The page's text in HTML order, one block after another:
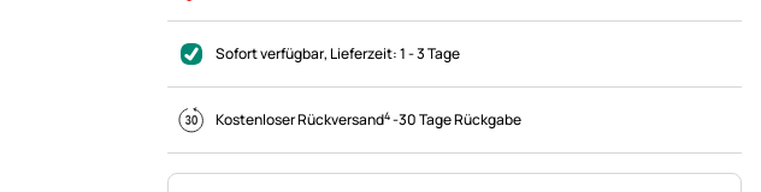
Sofort verfügbar, Lieferzeit:1 - 3 Tage
Kostenloser Rückversand4-30 Tage Rückgabe